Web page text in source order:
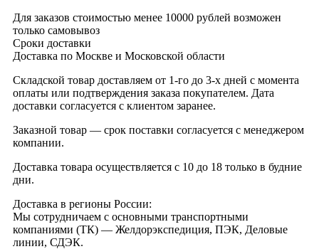
Для заказов стоимостью менее 10000 рублей возможен
только самовывоз
Сроки доставки
Доставка по Москве и Московской области
Складской товар доставляем от 1-го до 3-х дней с момента
оплаты или подтверждения заказа покупателем. Дата
доставки согласуется с клиентом заранее.
Заказной товар — срок поставки согласуется с менеджером
компании.
Доставка товара осуществляется с 10 до 18 только в будние
дни.
Доставка в регионы России:
Мы сотрудничаем с основными транспортными
компаниями (ТК) — Желдорэкспедиция, ПЭК, Деловые
линии, СДЭК.